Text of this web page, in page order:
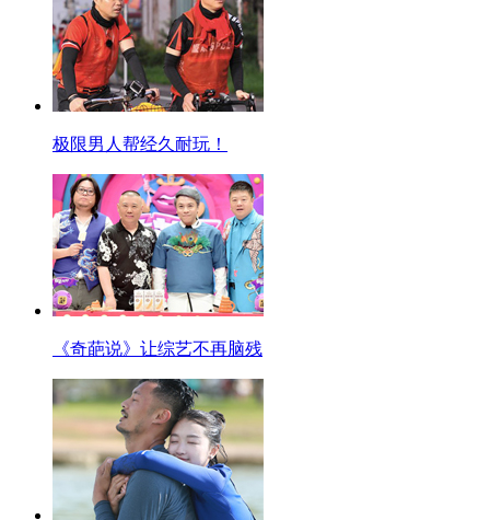
极限男人帮经久耐玩！
《奇葩说》让综艺不再脑残